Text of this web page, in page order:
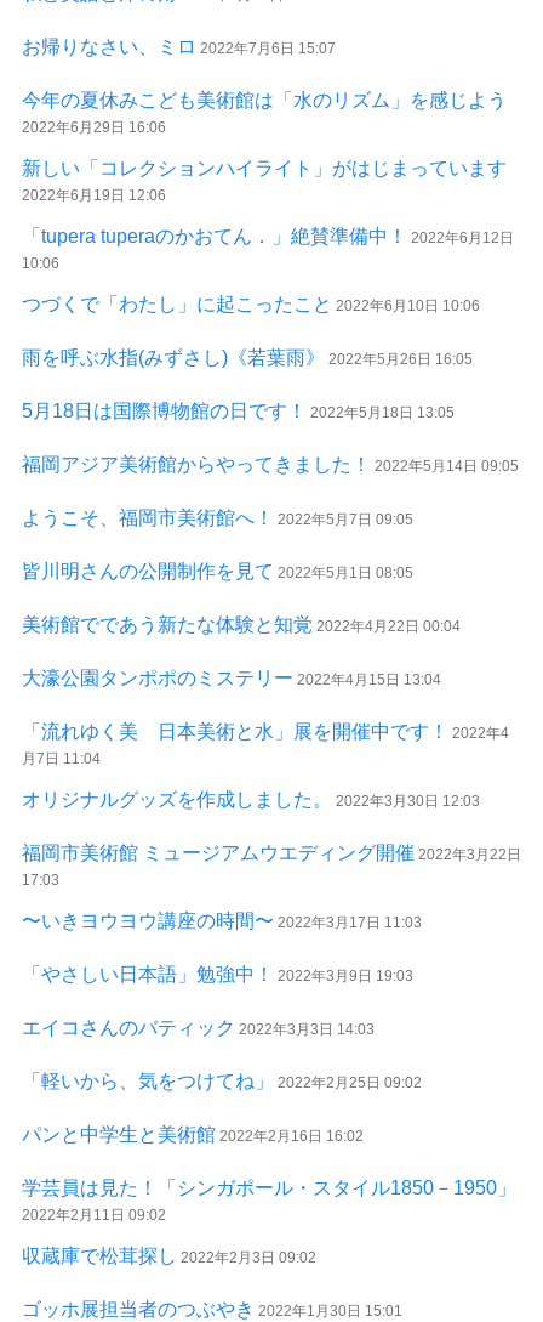
お帰りなさい、ミロ 2022年7月6日 15:07
今年の夏休みこども美術館は「水のリズム」を感じよう
2022年6月29日 16:06
新しい「コレクションハイライト」がはじまっています
2022年6月19日 12:06
「tupera tuperaのかおてん．」絶賛準備中！
2022年6月12日
10:06
つづくで「わたし」に起こったこと 2022年6月10日 10:06
雨を呼ぶ水指(みずさし)《若葉雨》 2022年5月26日 16:05
5月18日は国際博物館の日です！ 2022年5月18日 13:05
福岡アジア美術館からやってきました！ 2022年5月14日 09:05
ようこそ、福岡市美術館へ！ 2022年5月7日 09:05
皆川明さんの公開制作を見て 2022年5月1日 08:05
美術館でであう新たな体験と知覚 2022年4月22日 00:04
大濠公園タンポポのミステリー 2022年4月15日 13:04
「流れゆく美 日本美術と水」展を開催中です！
2022年4
月7日 11:04
オリジナルグッズを作成しました。 2022年3月30日 12:03
福岡市美術館 ミュージアムウエディング開催 2022年3月22日
17:03
〜いきヨウヨウ講座の時間〜 2022年3月17日 11:03
「やさしい日本語」勉強中！ 2022年3月9日 19:03
エイコさんのバティック 2022年3月3日 14:03
「軽いから、気をつけてね」 2022年2月25日 09:02
パンと中学生と美術館 2022年2月16日 16:02
学芸員は見た！「シンガポール・スタイル1850－1950」
2022年2月11日 09:02
収蔵庫で松茸探し 2022年2月3日 09:02
ゴッホ展担当者のつぶやき 2022年1月30日 15:01